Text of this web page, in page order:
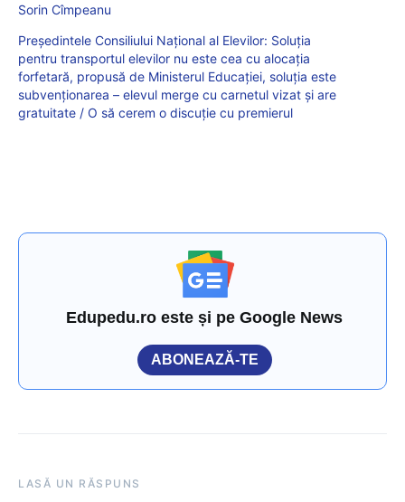
Sorin Cîmpeanu
Președintele Consiliului Național al Elevilor: Soluția
pentru transportul elevilor nu este cea cu alocația
forfetară, propusă de Ministerul Educației, soluția este
subvenționarea – elevul merge cu carnetul vizat și are
gratuitate / O să cerem o discuție cu premierul
Edupedu.ro este și pe Google News
ABONEAZĂ-TE
LASĂ UN RĂSPUNS